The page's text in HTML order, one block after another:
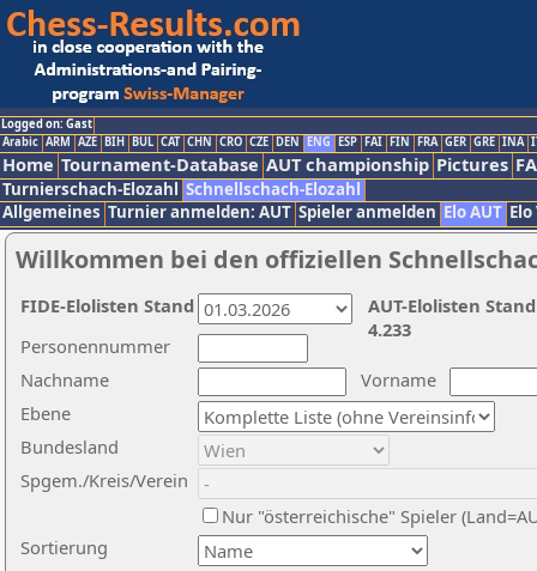
Logged on: Gast
Arabic ARM AZE BIH BUL CAT CHN CRO CZE DEN ENG ESP FAI FIN FRA GER GRE INA
Home Tournament-Database AUT championship Pictures
Turnierschach-Elozahl Schnellschach-Elozahl
Allgemeines Turnier anmelden: AUT Spieler anmelden Elo AUT
Willkommen bei den offiziellen
Nachname
Vorname
Ebene
Sortierung
Personennummer
Bundesland
Spgem./Kreis/Verein
Nur "österreichische" Spieler
AUT-Elolisten
4.233
FIDE-Elolisten Stand